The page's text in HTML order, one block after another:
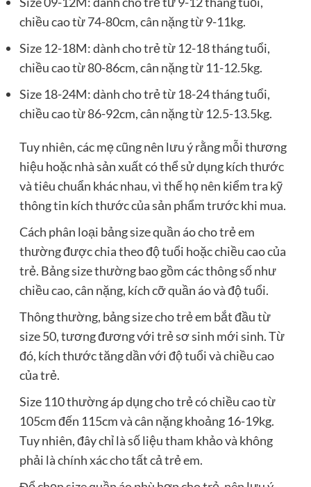
chiều cao từ 74-80cm, cân nặng từ 9-11kg.
Size 12-18M: dành cho trẻ từ 12-18 tháng tuổi,
chiều cao từ 80-86cm, cân nặng từ 11-12.5kg.
Size 18-24M: dành cho trẻ từ 18-24 tháng tuổi,
chiều cao từ 86-92cm, cân nặng từ 12.5-13.5kg.
Tuy nhiên, các mẹ cũng nên lưu ý rằng mỗi thương
hiệu hoặc nhà sản xuất có thể sử dụng kích thước
và tiêu chuẩn khác nhau, vì thế họ nên kiểm tra kỹ
thông tin kích thước của sản phẩm trước khi mua.
Cách phân loại bảng size quần áo cho trẻ em
thường được chia theo độ tuổi hoặc chiều cao của
trẻ. Bảng size thường bao gồm các thông số như
chiều cao, cân nặng, kích cỡ quần áo và độ tuổi.
Thông thường, bảng size cho trẻ em bắt đầu từ
size 50, tương đương với trẻ sơ sinh mới sinh. Từ
đó, kích thước tăng dần với độ tuổi và chiều cao
của trẻ.
Size 110 thường áp dụng cho trẻ có chiều cao từ
105cm đến 115cm và cân nặng khoảng 16-19kg.
Tuy nhiên, đây chỉ là số liệu tham khảo và không
phải là chính xác cho tất cả trẻ em.